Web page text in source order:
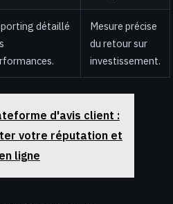
détaillé
Mesure précise
du retour sur
investissement.
d'avis client :
votre réputation et
ligne